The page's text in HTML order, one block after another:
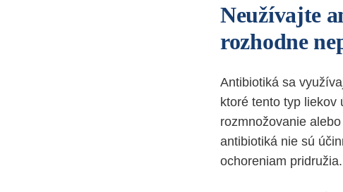
Neužívajte
rozhodne
Antibiotiká sa
ktoré tento typ liekov
rozmnožovanie
antibiotiká nie sú
ochoreniam pridružia.